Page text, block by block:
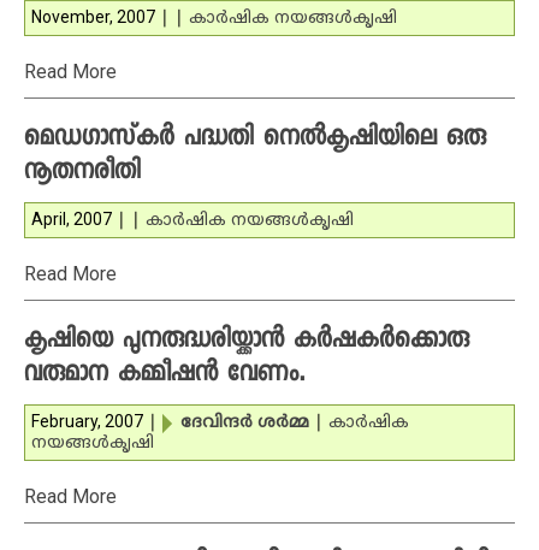
November, 2007 കാര്‍ഷിക നയങ്ങള്‍കൃഷി
Read More
മെഡഗാസ്‌കര്‍ പദ്ധതി നെല്‍കൃഷിയിലെ ഒരു
നൂതനരീതി
April, 2007 കാര്‍ഷിക നയങ്ങള്‍കൃഷി
Read More
കൃഷിയെ പുനരുദ്ധരിയ്ക്കാന്‍ കര്‍ഷകര്‍ക്കൊരു
വരുമാന കമ്മീഷന്‍ വേണം.
February, 2007 ദേവിന്ദര്‍ ശര്‍മ്മ
കാര്‍ഷിക
നയങ്ങള്‍കൃഷി
Read More